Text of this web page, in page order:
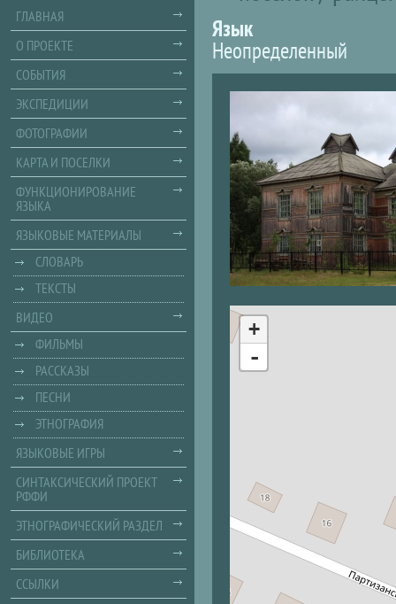
Язык
Неопределенный
+
-
ГЛАВНАЯ
О ПРОЕКТЕ
СОБЫТИЯ
ЭКСПЕДИЦИИ
ФОТОГРАФИИ
КАРТА И ПОСЕЛКИ
ФУНКЦИОНИРОВАНИЕ
ЯЗЫКА
ЯЗЫКОВЫЕ МАТЕРИАЛЫ
СЛОВАРЬ
ТЕКСТЫ
ВИДЕО
ФИЛЬМЫ
РАССКАЗЫ
ПЕСНИ
ЭТНОГРАФИЯ
ЯЗЫКОВЫЕ ИГРЫ
СИНТАКСИЧЕСКИЙ ПРОЕКТ
РФФИ
ЭТНОГРАФИЧЕСКИЙ РАЗДЕЛ
БИБЛИОТЕКА
ССЫЛКИ